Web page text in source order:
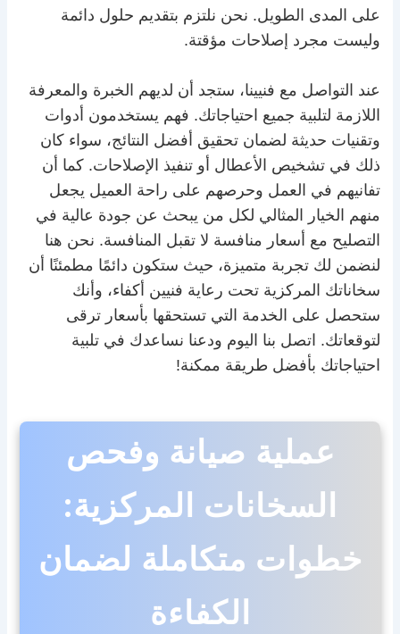
على المدى الطويل. نحن نلتزم بتقديم حلول دائمة
وليست مجرد إصلاحات مؤقتة.
عند التواصل مع فنيينا، ستجد أن لديهم الخبرة والمعرفة
اللازمة لتلبية جميع احتياجاتك. فهم يستخدمون أدوات
وتقنيات حديثة لضمان تحقيق أفضل النتائج، سواء كان
ذلك في تشخيص الأعطال أو تنفيذ الإصلاحات. كما أن
تفانيهم في العمل وحرصهم على راحة العميل يجعل
منهم الخيار المثالي لكل من يبحث عن جودة عالية في
التصليح مع أسعار منافسة لا تقبل المنافسة. نحن هنا
لنضمن لك تجربة متميزة، حيث ستكون دائمًا مطمئنًا أن
سخاناتك المركزية تحت رعاية فنيين أكفاء، وأنك
ستحصل على الخدمة التي تستحقها بأسعار ترقى
لتوقعاتك. اتصل بنا اليوم ودعنا نساعدك في تلبية
احتياجاتك بأفضل طريقة ممكنة!
عملية صيانة وفحص
السخانات المركزية:
خطوات متكاملة لضمان
الكفاءة